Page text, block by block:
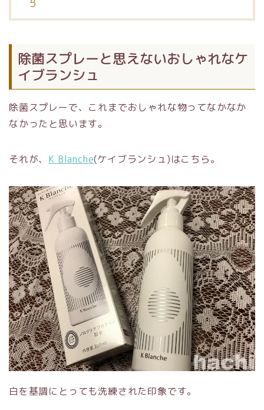
除菌スプレーと思えないおしゃれなケ
イブランシュ
除菌スプレーで、これまでおしゃれな物ってなかなか
なかったと思います。
それが、 K Blanche(ケイブランシュ)はこちら。
白を基調にとっても洗練された印象です。